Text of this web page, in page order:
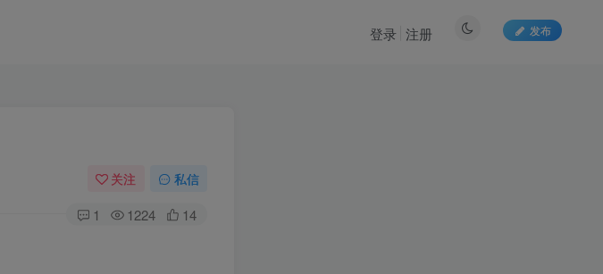
发布
登录 注册
关注 私信
1 1224 14